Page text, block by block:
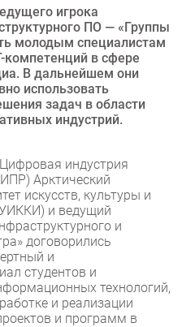
игрока
ПО — «Группы
молодым специалистам
компетенций в сфере
В дальнейшем они
использовать
задач в области
индустрий.
индустрия
Арктический
искусств, культуры и
и ведущий
и
договорились
и
студентов и
технологий,
и реализации
и программ в